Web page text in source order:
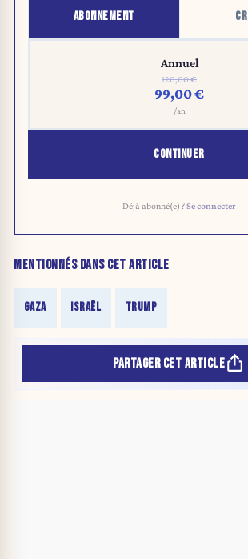
ABONNEMENT
Annuel
120,00 €
99,00 €
/an
CONTINUER
Déjà abonné(e) ?Se connecter
MENTIONNÉS DANS CET ARTICLE
GAZA ISRAËL TRUMP
PARTAGER CET ARTICLE